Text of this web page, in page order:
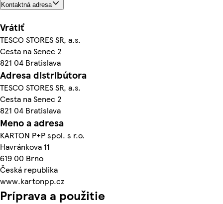
Kontaktná adresa
Vrátiť
TESCO STORES SR, a.s.
Cesta na Senec 2
821 04 Bratislava
Adresa distribútora
TESCO STORES SR, a.s.
Cesta na Senec 2
821 04 Bratislava
Meno a adresa
KARTON P+P spol. s r.o.
Havránkova 11
619 00 Brno
Česká republika
www.kartonpp.cz
Príprava a použitie